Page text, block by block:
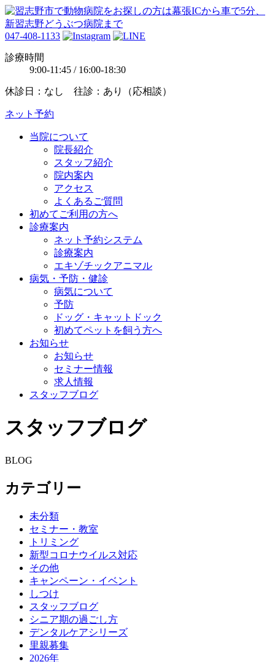
047-408-1133
診療時間
9:00-11:45 / 16:00-18:30
休診日：なし 往診：あり（応相談）
ネット予約
当院について
院長紹介
スタッフ紹介
院内案内
アクセス
よくあるご質問
初めてご利用の方へ
診療案内
ネット予約システム
診療案内
エキゾチックアニマル
病気・予防・健診
病気について
予防
ドッグ・キャットドック
初めてペットを飼う方へ
お知らせ
お知らせ
セミナー情報
求人情報
スタッフブログ
スタッフブログ
BLOG
カテゴリー
未分類
セミナー・教室
トリミング
新型コロナウイルス対応
その他
キャンペーン・イベント
しつけ
スタッフブログ
シニア期の過ごし方
デンタルケアシリーズ
里親募集
2026年